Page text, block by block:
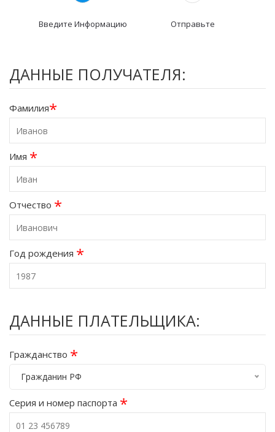
Введите Информацию Отправьте
ДАННЫЕ ПОЛУЧАТЕЛЯ:
Фамилия*
Имя *
Отчество *
Год рождения *
ДАННЫЕ ПЛАТЕЛЬЩИКА:
Гражданство *
Гражданин РФ
Серия и номер паспорта *